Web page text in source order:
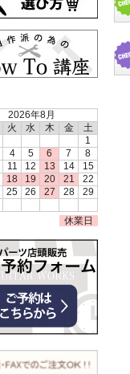
2026年8月
火 水 木 金
土
1
4 5 6 7
8
11 12 13 14
15
18 19 20 21
22
25 26 27 28
29
休業日